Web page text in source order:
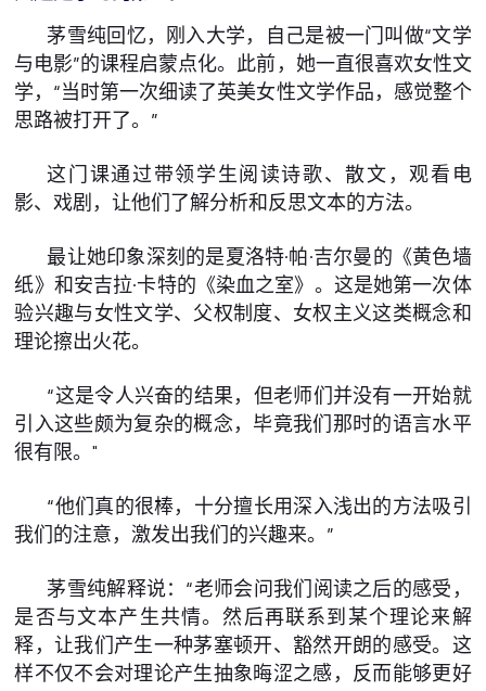
茅雪纯回忆，刚入大学，自己是被一门叫做“文学
与电影”的课程启蒙点化。此前，她一直很喜欢女性文
学，“当时第一次细读了英美女性文学作品，感觉整个
思路被打开了。”
这门课通过带领学生阅读诗歌、散文，观看电
影、戏剧，让他们了解分析和反思文本的方法。
最让她印象深刻的是夏洛特·帕·吉尔曼的《黄色墙
纸》和安吉拉·卡特的《染血之室》。这是她第一次体
验兴趣与女性文学、父权制度、女权主义这类概念和
理论擦出火花。
“这是令人兴奋的结果，但老师们并没有一开始就
引入这些颇为复杂的概念，毕竟我们那时的语言水平
很有限。"
“他们真的很棒，十分擅长用深入浅出的方法吸引
我们的注意，激发出我们的兴趣来。”
茅雪纯解释说：“老师会问我们阅读之后的感受，
是否与文本产生共情。然后再联系到某个理论来解
释，让我们产生一种茅塞顿开、豁然开朗的感受。这
样不仅不会对理论产生抽象晦涩之感，反而能够更好